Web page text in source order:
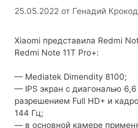
25.05.2022 от Генадий
Xiaomi представила Redmi
Redmi Note 11T Pro+:
— Mediatek Dimendity 8100;
— IPS экран с диагональю
разрешением Full HD+ и
144 Гц;
— в основной камере